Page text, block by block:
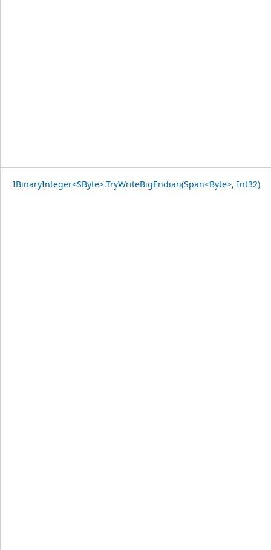
IBinaryInteger<SByte>.TryWriteBigEndian(Span<Byte>, Int32)